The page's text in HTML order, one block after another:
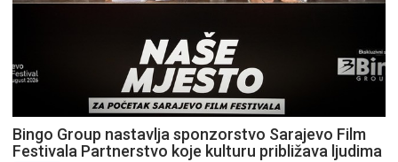
Bingo Group nastavlja sponzorstvo Sarajevo Film
Festivala Partnerstvo koje kulturu približava ljudima